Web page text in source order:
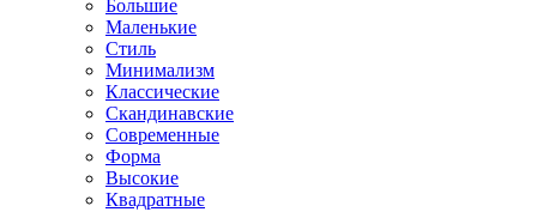
Большие
Маленькие
Стиль
Минимализм
Классические
Скандинавские
Современные
Форма
Высокие
Квадратные